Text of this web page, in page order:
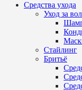
Средства ухода
Уход за
Стайлинг
Бритьё